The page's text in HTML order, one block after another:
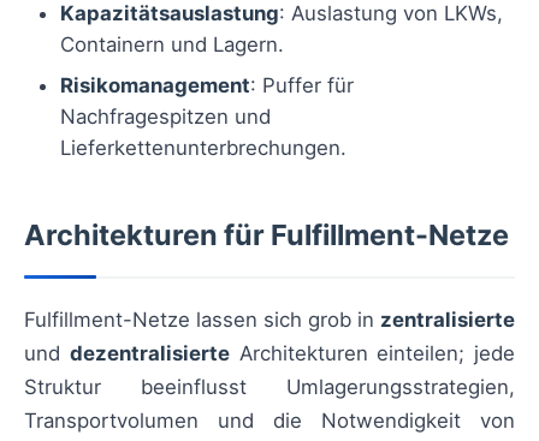
Kapazitätsauslastung: Auslastung von LKWs,
Containern und Lagern.
Risikomanagement: Puffer für
Nachfragespitzen und
Lieferkettenunterbrechungen.
Architekturen für Fulfillment-Netze
Fulfillment-Netze lassen sich grob in zentralisierte
und dezentralisierteArchitekturen einteilen; jede
Struktur beeinflusst Umlagerungsstrategien,
Transportvolumen und die Notwendigkeit von